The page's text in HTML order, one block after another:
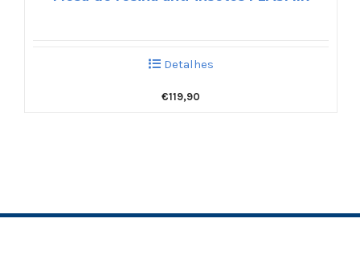
Detalhes
€119,90